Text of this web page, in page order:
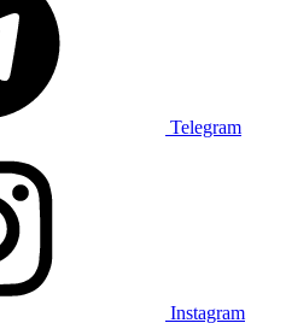
Telegram
Instagram